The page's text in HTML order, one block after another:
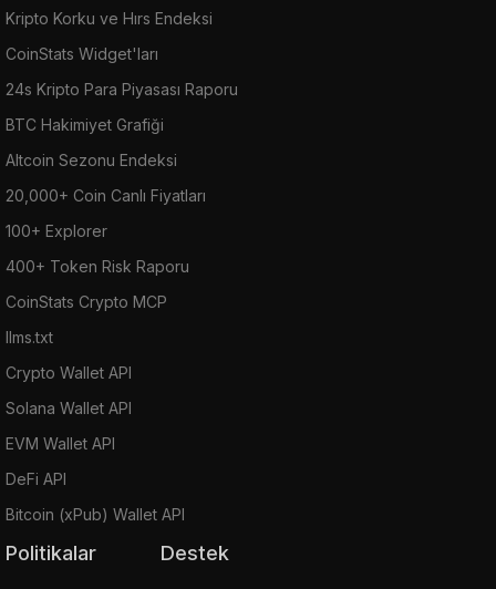
Kripto Korku ve Hırs Endeksi
CoinStats Widget'ları
24s Kripto Para Piyasası Raporu
BTC Hakimiyet Grafiği
Altcoin Sezonu Endeksi
20,000+ Coin Canlı Fiyatları
100+ Explorer
400+ Token Risk Raporu
CoinStats Crypto MCP
llms.txt
Crypto Wallet API
Solana Wallet API
EVM Wallet API
DeFi API
Bitcoin (xPub) Wallet API
Politikalar Destek